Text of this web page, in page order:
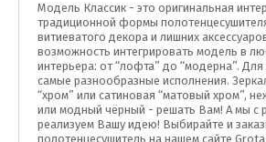
Модель Классик - это оригинальная
традиционной формы
витиеватого декора и лишних
возможность интегрировать модель в
интерьера: от “лофта” до “модерна”. Для
самые разнообразные исполнения.
“хром” или сатиновая “матовый хром”,
или модный чёрный - решать Вам! А мы с
реализуем Вашу идею! Выбирайте и
полотенцесушитель на нашем сайте